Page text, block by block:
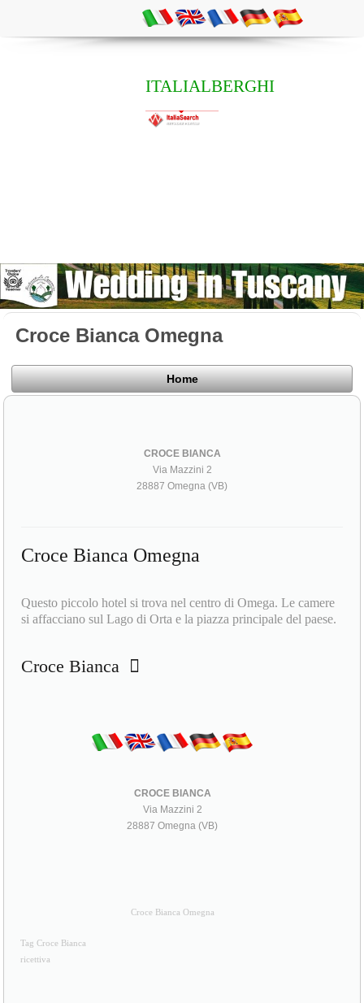
ITALIALBERGHI
Croce Bianca Omegna
Home
CROCE BIANCA
Via Mazzini 2
28887 Omegna (VB)
Croce Bianca Omegna
Questo piccolo hotel si trova nel centro di Omega. Le camere
si affacciano sul Lago di Orta e la piazza principale del paese.
Croce Bianca
CROCE BIANCA
Via Mazzini 2
28887 Omegna (VB)
Croce Bianca Omegna
Tag Croce Bianca
ricettiva